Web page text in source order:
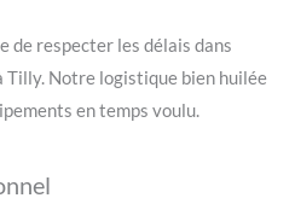
de respecter les délais dans
Tilly. Notre logistique bien huilée
en temps voulu.